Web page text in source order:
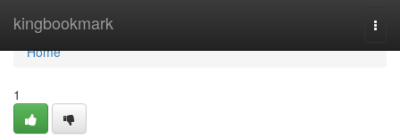
kingbookmark
Home
Home
1